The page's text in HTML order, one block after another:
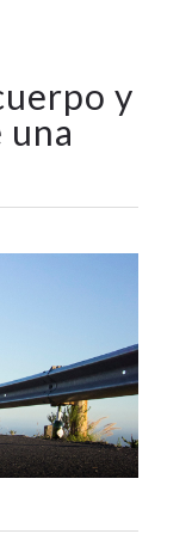
y
una